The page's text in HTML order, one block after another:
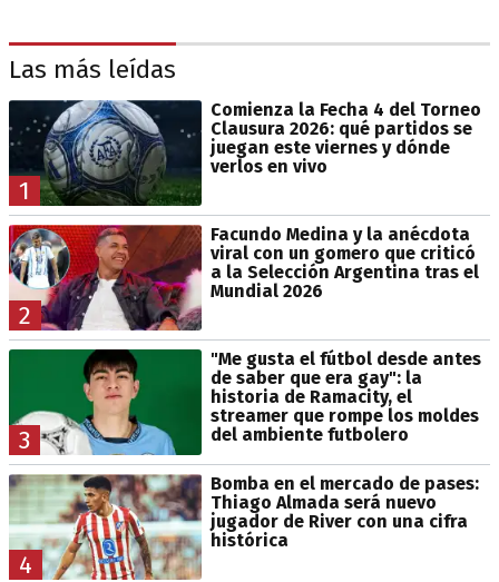
Las más leídas
1
Comienza la Fecha 4 del Torneo
Clausura 2026: qué partidos se
juegan este viernes y dónde
verlos en vivo
2
Facundo Medina y la anécdota
viral con un gomero que criticó
a la Selección Argentina tras el
Mundial 2026
3
"Me gusta el fútbol desde antes
de saber que era gay": la
historia de Ramacity, el
streamer que rompe los moldes
del ambiente futbolero
4
Bomba en el mercado de pases:
Thiago Almada será nuevo
jugador de River con una cifra
histórica